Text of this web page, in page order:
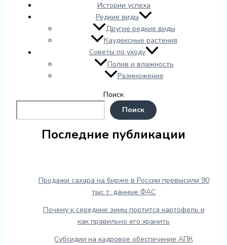
Истории успеха
Редкие виды
Другие редкие виды
Каудексные растения
Советы по уходу
Полив и влажность
Размножение
Поиск
Поиск
Последние публикации
Продажи сахара на бирже в России превысили 90
тыс т: данные ФАС
Почему к середине зимы портится картофель и
как правильно его хранить
Субсидии на кадровое обеспечение АПК